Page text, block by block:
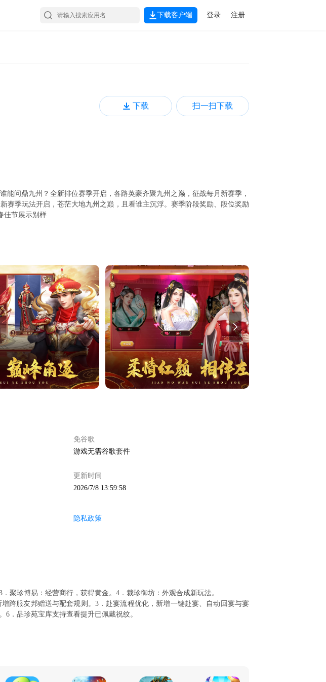
下载客户端 登录 注册
下载 扫一扫下载
能问鼎九州？全新排位赛季开启，各路英豪齐聚九州之巅，征战每月新赛季，
赛季玩法开启，苍茫大地九州之巅，且看谁主沉浮。赛季阶段奖励、段位奖励
佳节展示别样
免谷歌
游戏无需谷歌套件
更新时间
2026/7/8 13:59:58
隐私政策
聚珍博易：经营商行，获得黄金。4．裁珍御坊：外观合成新玩法。
跨服友邦赠送与配套规则。3．赴宴流程优化，新增一键赴宴、自动回宴与宴
．品珍苑宝库支持查看提升已佩戴祝纹。